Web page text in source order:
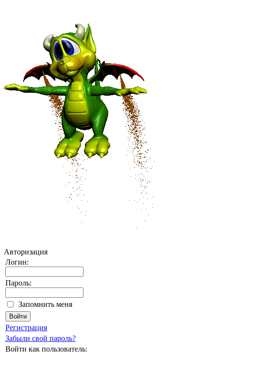
Авторизация
Логин:
Пароль:
Запомнить меня
Регистрация
Забыли свой пароль?
Войти как пользователь: